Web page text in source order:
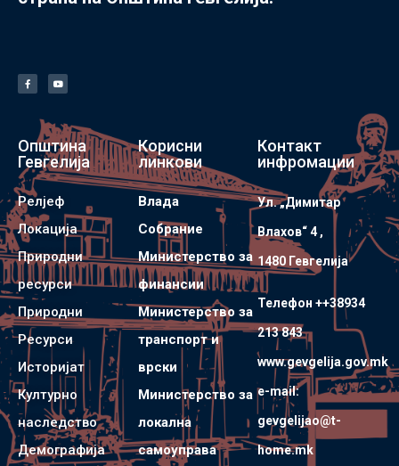
Општина
Гевгелија
Релјеф
Локација
Природни
ресурси
Природни
Ресурси
Историјат
Културно
наследство
Демографија
Корисни
линкови
Влада
Собрание
Министерство за
финансии
Министерство за
транспорт и
врски
Министерство за
локална
самоуправа
Контакт
инфромации
Ул. „Димитар
Влахов“ 4 ,
1480 Гевгелијa
Телефон ++38934
213 843
www.gevgelija.gov.mk
e-mail:
gevgelijao@t-
home.mk